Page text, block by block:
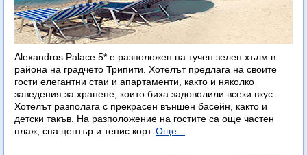
Alexandros Palace 5* e разположен на тучен зелен хълм в
района на градчето Трипити. Хотелът предлага на своите
гости елегантни стаи и апартаменти, както и няколко
заведения за хранене, които биха задоволили всеки вкус.
Хотелът разполага с прекрасен външен басейн, както и
детски такъв. На разположение на гостите са още частен
плаж, спа център и тенис корт. Още...